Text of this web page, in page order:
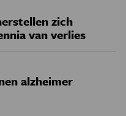
zich
van verlies
alzheimer